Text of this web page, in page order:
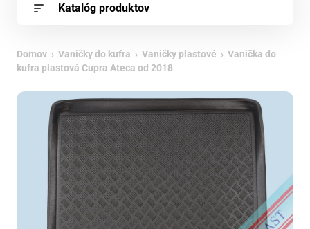
Katalóg produktov
Domov › Vaničky do kufra › Vaničky plastové › Vanička do
kufra plastová Cupra Ateca od 2018